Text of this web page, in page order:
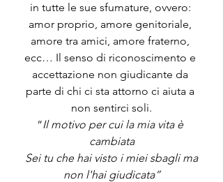
in tutte le sue sfumature, ovvero:
amor proprio, amore genitoriale,
amore tra amici, amore fraterno,
ecc… Il senso di riconoscimento e
accettazione non giudicante da
parte di chi ci sta attorno ci aiuta a
non sentirci soli.
“Il motivo per cui la mia vita è
cambiata
non l'hai giudicata”